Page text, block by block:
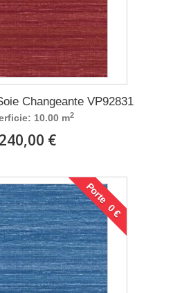
Changeante VP92831
10.00 m2
240,00 €
Porte 0 €